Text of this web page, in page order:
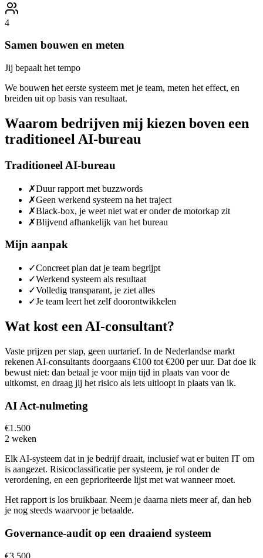
4
Samen bouwen en meten
Jij bepaalt het tempo
We bouwen het eerste systeem met je team, meten het effect, en
breiden uit op basis van resultaat.
Waarom bedrijven mij kiezen boven een
traditioneel AI-bureau
Traditioneel AI-bureau
✗Duur rapport met buzzwords
✗Geen werkend systeem na het traject
✗Black-box, je weet niet wat er onder de motorkap zit
✗Blijvend afhankelijk van het bureau
Mijn aanpak
✓Concreet plan dat je team begrijpt
✓Werkend systeem als resultaat
✓Volledig transparant, je ziet alles
✓Je team leert het zelf doorontwikkelen
Wat kost een AI-consultant?
Vaste prijzen per stap, geen uurtarief. In de Nederlandse markt
rekenen AI-consultants doorgaans €100 tot €200 per uur. Dat doe ik
bewust niet: dan betaal je voor mijn tijd in plaats van voor de
uitkomst, en draag jij het risico als iets uitloopt in plaats van ik.
AI Act-nulmeting
€1.500
2 weken
Elk AI-systeem dat in je bedrijf draait, inclusief wat er buiten IT om
is aangezet. Risicoclassificatie per systeem, je rol onder de
verordening, en een geprioriteerde lijst met wat wanneer moet.
Het rapport is los bruikbaar. Neem je daarna niets meer af, dan heb
je nog steeds waarvoor je betaalde.
Governance-audit op een draaiend systeem
€3.500